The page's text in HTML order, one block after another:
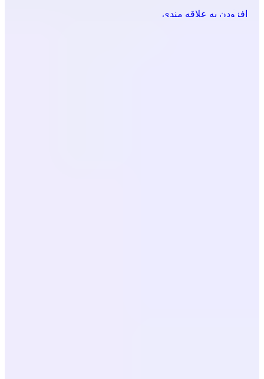
افزودن به علاقه مندی